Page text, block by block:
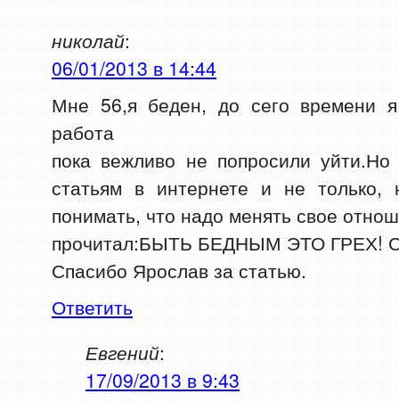
николай:
06/01/2013 в 14:44
Мне 56,я беден, до сего времени
работа
пока вежливо не попросили
статьям в интернете и не
понимать, что надо менять свое
прочитал:БЫТЬ БЕДНЫМ ЭТО ГРЕХ!
Спасибо Ярослав за статью.
Ответить
Евгений:
17/09/2013 в 9:43